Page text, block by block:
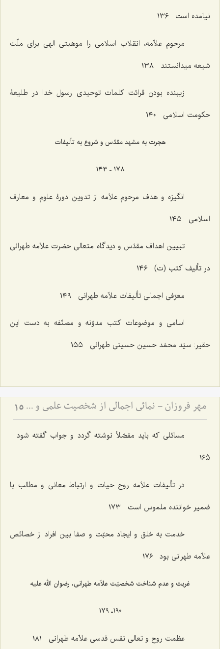
نیامده است ١٣٦
مرحوم علاّمه، انقلاب اسلامی را موهبتی الهی برای ملّت
شیعه میدانستند ١٣٨
زیبنده بودن قرائت کلمات توحیدی رسول خدا در طلیعۀ
حکومت اسلامی ١٤٠
هجرت به مشهد مقدّس و شروع به تألیفات
١٧٨ ـ ١٤٣
انگیزه و هدف مرحوم علاّمه از تدوین دورۀ علوم و معارف
اسلامی ١٤٥
تبیین اهداف مقدّس و دیدگاه متعالی حضرت علاّمه طهرانی
در تألیف کتب (ت) ١٤٦
معرّفی اجمالی تألیفات علاّمه طهرانی ١٤٩
اسامی و موضوعات کتب مدوّنه و مصنّفه به دست این
حقیر: سیّد محمّد حسین حسینی طهرانی ١٥٥
مهر فروزان - نمائی اجمالی از شخصیت علمی و اخلاقی حضرت علامه آیة الله حاج سید محمد حسین حسینی طهرانی 15
مسائلی که باید مفصّلاً نوشته گردد و جواب گفته شود
١٦٥
در تألیفات علاّمه روح حیات و ارتباط معانی و مطالب با
ضمیر خواننده ملموس است ١٧٣
خدمت به خلق و ایجاد محبّت و صفا بین افراد از خصائص
علاّمه طهرانی بود ١٧٦
غربت و عدم شناخت شخصیّت علاّمه طهرانی، رضوان الله علیه
١٩٠ـ ١٧٩
عظمت روح و تعالی نفس قدسی علاّمه طهرانی ١٨١